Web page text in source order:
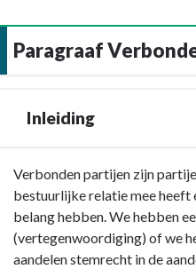
Paragraaf
Inleiding
Terug
naar
navigatie
Paragraaf
Verbonden partijen zijn
bestuurlijke relatie mee heeft
belang hebben. We hebben
(vertegenwoordiging) of we
aandelen stemrecht in de